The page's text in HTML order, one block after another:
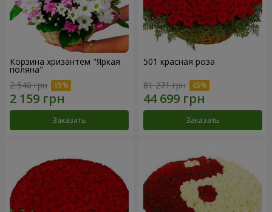
Корзина хризантем "Яркая
поляна"
2 540 грн
Заказать
501 красная роза
81 271 грн
Заказать